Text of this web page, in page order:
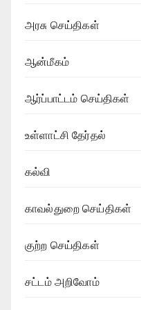
அரசு செய்திகள்
ஆன்மீகம்
ஆர்ப்பாட்டம் செய்திகள்
உள்ளாட்சி தேர்தல்
கல்வி
காவல்துறை செய்திகள்
குற்ற செய்திகள்
சட்டம் அறிவோம்